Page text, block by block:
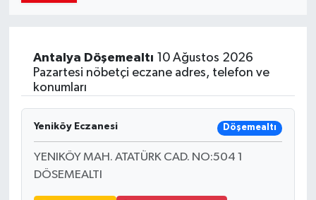
Antalya Döşemealtı 10 Ağustos 2026
Pazartesi nöbetçi eczane adres, telefon ve
konumları
Yeniköy Eczanesi Döşemealtı
YENIKÖY MAH. ATATÜRK CAD. NO:504 1
DÖSEMEALTI